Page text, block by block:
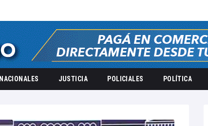
NACIONALES JUSTICIA POLICIALES POLÍTICA